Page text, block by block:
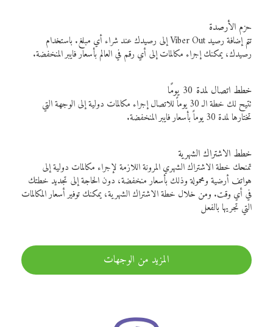
حزم الأرصدة
تتم إضافة رصيد Viber Out إلى رصيدك عند شراء أي مبلغ. باستخدام
رصيدك، يمكنك إجراء مكالمات إلى أي رقم في العالم بأسعار فايبر المنخفضة.
خطط اتصال لمدة 30 يومًا
تتيح لك خطة الـ 30 يوماً للاتصال إجراء مكالمات دولية إلى الوجهة التي
تختارها لمدة 30 يوماً بأسعار فايبر المنخفضة.
خطط الاشتراك الشهرية
تمنحك خطة الاشتراك الشهري المرونة اللازمة لإجراء مكالمات دولية إلى
هواتف أرضية ومحمولة وذلك بأسعار منخفضة، دون الحاجة إلى تجديد خطتك
في أي وقت. ومن خلال خطة الاشتراك الشهرية، يمكنك توفير أسعار المكالمات
التي تجريها بالفعل
المزيد من الوجهات